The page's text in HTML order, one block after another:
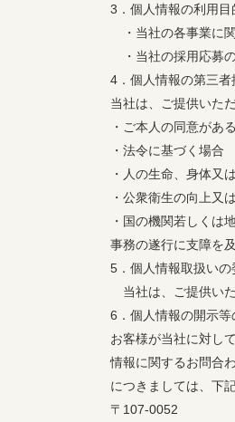
3．個人情報の利用目
・当社の各事業に
・当社の採用応募
4．個人情報の第三者
当社は、ご提供いた
・ご本人の同意があ
・法令に基づく場合
・人の生命、身体又
・公衆衛生の向上又
・国の機関若しくは
事務の遂行に支障を
5．個人情報取扱いの
当社は、ご提供い
6．個人情報の開示等
お客様が当社に対し
情報に関するお問合
につきましては
〒107-0052